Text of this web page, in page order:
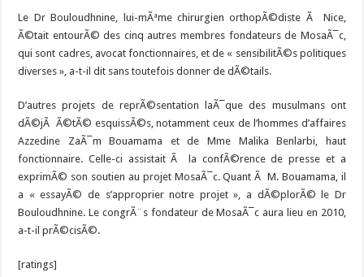
Le Dr Bouloudhnine, lui-mÃªme chirurgien orthopÃ©diste Ã Nice,
Ã©tait entourÃ© des cinq autres membres fondateurs de MosaÃ¯c,
qui sont cadres, avocat fonctionnaires, et de « sensibilitÃ©s politiques
diverses », a-t-il dit sans toutefois donner de dÃ©tails.
D’autres projets de reprÃ©sentation laÃ¯que des musulmans ont
dÃ©jÃ Ã©tÃ© esquissÃ©s, notamment ceux de l’hommes d’affaires
Azzedine ZaÃ¯m Bouamama et de Mme Malika Benlarbi, haut
fonctionnaire. Celle-ci assistait Ã la confÃ©rence de presse et a
exprimÃ© son soutien au projet MosaÃ¯c. Quant Ã M. Bouamama, il
a « essayÃ© de s’approprier notre projet », a dÃ©plorÃ© le Dr
Bouloudhnine. Le congrÃ¨s fondateur de MosaÃ¯c aura lieu en 2010,
a-t-il prÃ©cisÃ©.
[ratings]